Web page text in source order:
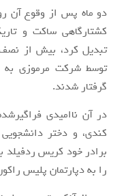
دو ماه پس از وقوع آن
کشتارگاهی ساکت و
تبدیل کرد، بیش از
توسط شرکت مرموزی به
گرفتار شدند.
در آن ناامیدی
کندی، و دختر
برادر خود کریس ردفیلد
را به دپارتمان پلیس